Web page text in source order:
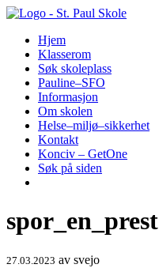
Hopp
innholdHjem
Klasserom
Søk skoleplass
Pauline–SFO
Informasjon
Om skolen
Helse–miljø–sikkerhet
Kontakt
Konciv – GetOne
Søk på siden
spor_en_prest
27.03.2023 av svejo